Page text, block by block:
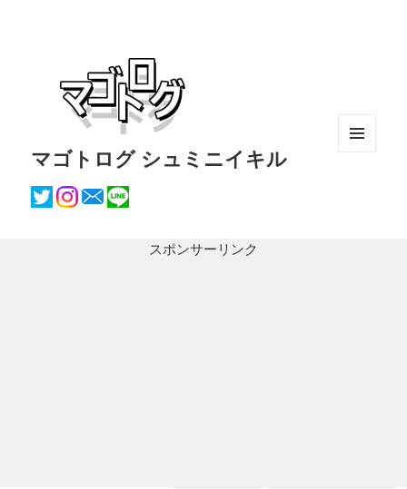
マゴトログ シュミニイキル
スポンサーリンク